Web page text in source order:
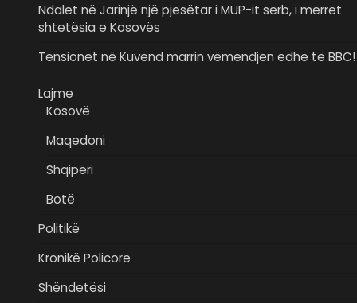
Ndalet në Jarinjë një pjesëtar i MUP-it serb, i merret
shtetësia e Kosovës
Tensionet në Kuvend marrin vëmendjen edhe të BBC!
Lajme
Kosovë
Maqedoni
Shqipëri
Botë
Politikë
Kronikë Policore
Shëndetësi